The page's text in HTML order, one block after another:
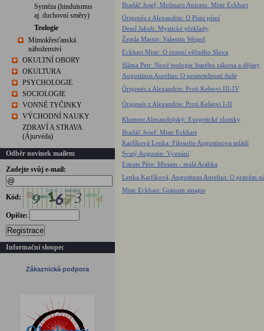
Syntéza (hinduismus
aj. duchovní směry)
Teologie
Mimokřesťanská
náboženství
OKULTNÍ OBORY
OKULTURA
PSYCHOLOGIE
SOCIOLOGIE
VONNÉ TYČINKY
VÝCHODNÍ NAUKY
ZDRAVÍ A STRAVA
(Ájurvéda)
Odběr novinek mailem
Zadejte svůj e-mail:
Kód:
Opište:
Registrace
Informační sloupec
Zákaznická podpora
Bradáč Josef, Molinaro Aniceto: Mistr Eckhart
Órigenés z Alexandrie: O Písni písní
Deml Jakub: Mystické překlady
Žemla Martin: Valentin Weigel
Eckhart Mistr: O rození věčného Slova
Sláma Petr: Nové teologie Starého zákona a dějiny
Augustinus Aurelius: O nesmrtelnosti duše
Órigenés z Alexandrie: Proti Kelsovi III-IV
Órigenés z Alexandrie: Proti Kelsovi I-II
Klement Alexandrijský: Exegetické zlomky
Bradáč Josef: Mistr Eckhart
Karfíková Lenka: Filosofie Augustinova mládí
Svatý Augustin: Vyznání
Estrate Pére: Miriam - malá Arabka
Lenka Karfíková, Augustinus Aurelius: O pravém
Mistr Eckhart: Granum sinapis